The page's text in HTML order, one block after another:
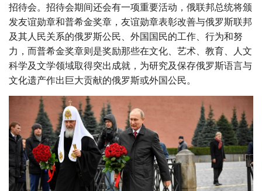
招待会。招待会期间还会有一项重要活动，俄联邦总统将颁
发友谊勋章和普希金奖章，友谊勋章表彰改善与俄罗斯联邦
及其人民关系的俄罗斯公民、外国国民的工作、行为和努
力，而普希金奖章则是奖励那些在文化、艺术、教育、人文
科学及文学领域取得突出成就，为研究及保存俄罗斯语言与
文化遗产作出巨大贡献的俄罗斯或外国公民。